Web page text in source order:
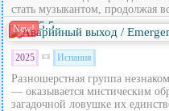
стать музыкантом, продолжая
New! 5.5
2025 Испания
Разношерстная группа
— оказывается мистическим
загадочной ловушке их